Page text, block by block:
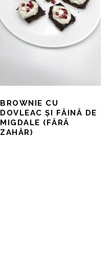
BROWNIE CU
DOVLEAC ȘI FĂINĂ DE
MIGDALE (FĂRĂ
ZAHĂR)